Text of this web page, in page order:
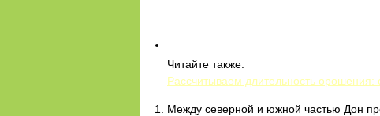
Читайте также:
Рассчитываем длительность орошения:
Между северной и южной частью Дон